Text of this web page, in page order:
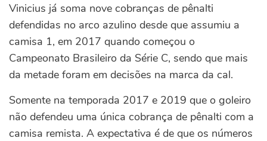
Vinicius já soma nove cobranças de pênalti
defendidas no arco azulino desde que assumiu a
camisa 1, em 2017 quando começou o
Campeonato Brasileiro da Série C, sendo que mais
da metade foram em decisões na marca da cal.
Somente na temporada 2017 e 2019 que o goleiro
não defendeu uma única cobrança de pênalti com a
camisa remista. A expectativa é de que os números